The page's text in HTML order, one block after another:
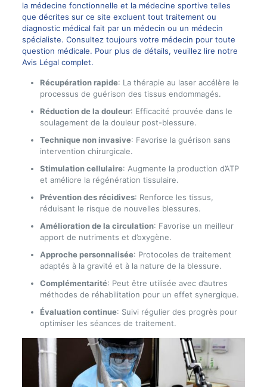
la médecine fonctionnelle et la médecine sportive telles
que décrites sur ce site excluent tout traitement ou
diagnostic médical fait par un médecin ou un médecin
spécialiste. Consultez toujours votre médecin pour toute
question médicale. Pour plus de détails, veuillez lire notre
Avis Légal complet.
Récupération rapide: La thérapie au laser accélère le
processus de guérison des tissus endommagés.
Réduction de la douleur: Efficacité prouvée dans le
soulagement de la douleur post-blessure.
Technique non invasive: Favorise la guérison sans
intervention chirurgicale.
Stimulation cellulaire: Augmente la production d’ATP
et améliore la régénération tissulaire.
Prévention des récidives: Renforce les tissus,
réduisant le risque de nouvelles blessures.
Amélioration de la circulation: Favorise un meilleur
apport de nutriments et d’oxygène.
Approche personnalisée: Protocoles de traitement
adaptés à la gravité et à la nature de la blessure.
Complémentarité: Peut être utilisée avec d’autres
méthodes de réhabilitation pour un effet synergique.
Évaluation continue: Suivi régulier des progrès pour
optimiser les séances de traitement.